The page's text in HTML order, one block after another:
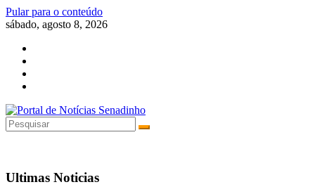
Pular para o conteúdo
sábado, agosto 8, 2026
Ultimas Noticias